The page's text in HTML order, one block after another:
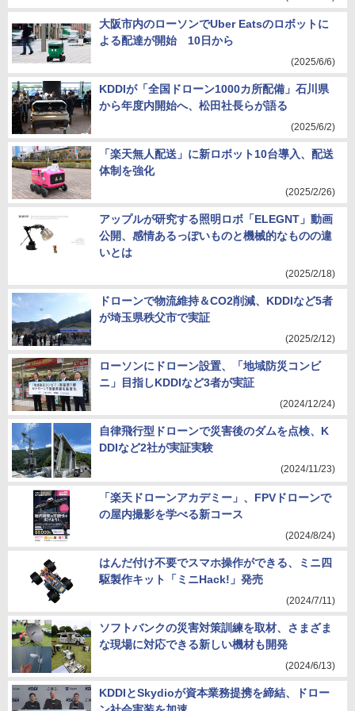
大阪市内のローソンでUber Eatsのロボットに
よる配達が開始 10日から
(2025/6/6)
KDDIが「全国ドローン1000カ所配備」石川県
から年度内開始へ、松田社長らが語る
(2025/6/2)
「楽天無人配送」に新ロボット10台導入、配送
体制を強化
(2025/2/26)
アップルが研究する照明ロボ「ELEGNT」動画
公開、感情あるっぽいものと機械的なものの違
いとは
(2025/2/18)
ドローンで物流維持＆CO2削減、KDDIなど5者
が埼玉県秩父市で実証
(2025/2/12)
ローソンにドローン設置、「地域防災コンビ
ニ」目指しKDDIなど3者が実証
(2024/12/24)
自律飛行型ドローンで災害後のダムを点検、K
DDIなど2社が実証実験
(2024/11/23)
「楽天ドローンアカデミー」、FPVドローンで
の屋内撮影を学べる新コース
(2024/8/24)
はんだ付け不要でスマホ操作ができる、ミニ四
駆製作キット「ミニHack!」発売
(2024/7/11)
ソフトバンクの災害対策訓練を取材、さまざま
な現場に対応できる新しい機材も開発
(2024/6/13)
KDDIとSkydioが資本業務提携を締結、ドロー